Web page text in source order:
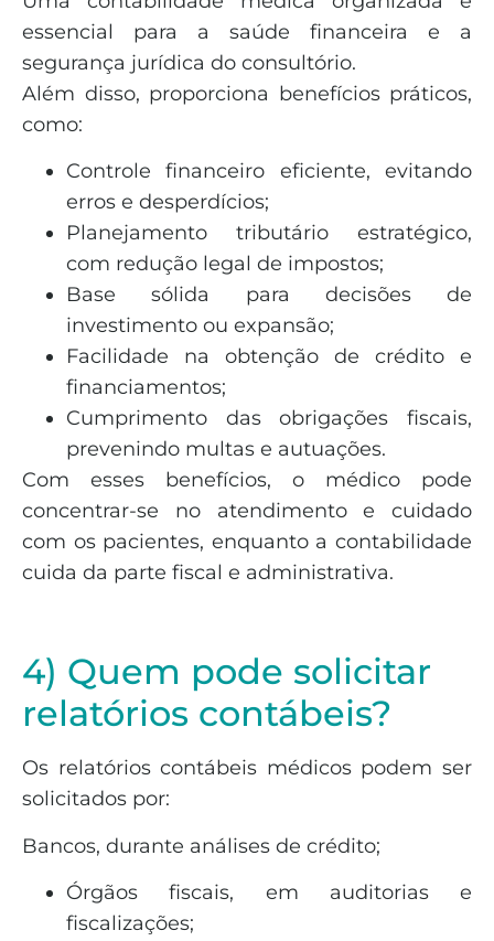
essencial para a saúde financeira e a
segurança jurídica do consultório.
Além disso, proporciona benefícios práticos,
como:
Controle financeiro eficiente, evitando
erros e desperdícios;
Planejamento tributário estratégico,
com redução legal de impostos;
Base sólida para decisões de
investimento ou expansão;
Facilidade na obtenção de crédito e
financiamentos;
Cumprimento das obrigações fiscais,
prevenindo multas e autuações.
Com esses benefícios, o médico pode
concentrar-se no atendimento e cuidado
com os pacientes, enquanto a contabilidade
cuida da parte fiscal e administrativa.
4) Quem pode solicitar
relatórios contábeis?
Os relatórios contábeis médicos podem ser
solicitados por:
Bancos, durante análises de crédito;
Órgãos fiscais, em auditorias e
fiscalizações;